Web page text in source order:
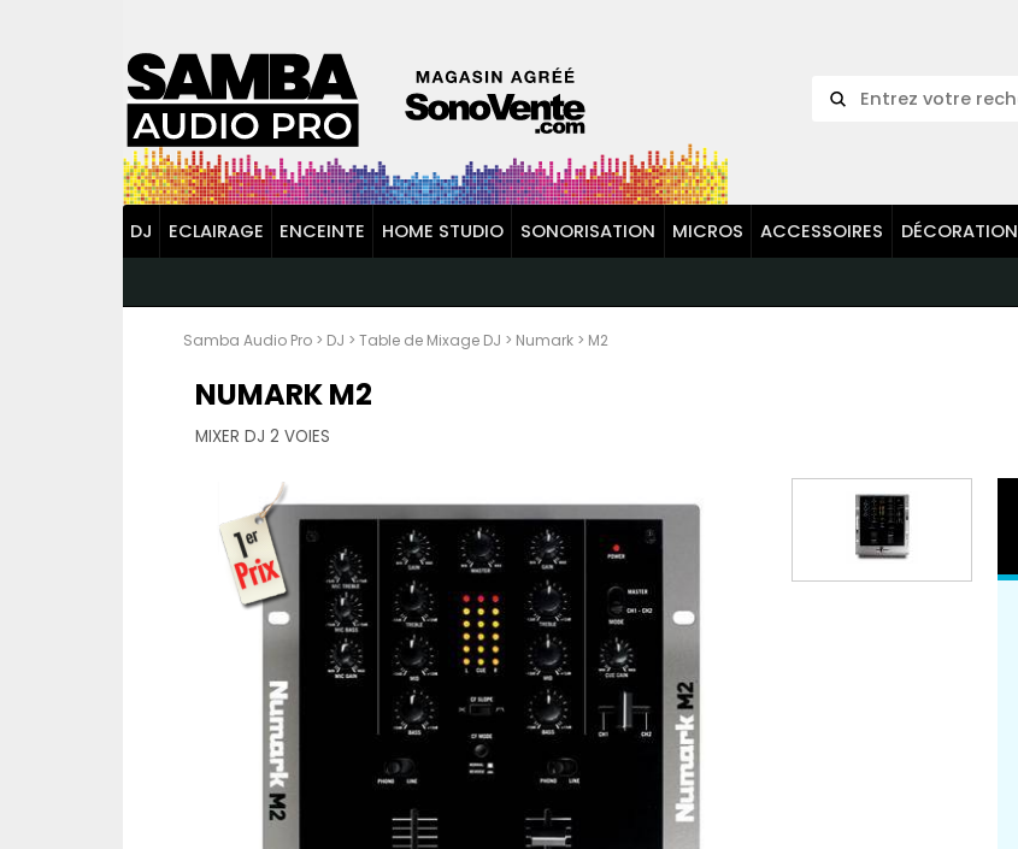
DJ ECLAIRAGE ENCEINTE HOME STUDIO SONORISATION MICROS ACCESSOIRES DÉCORATION
Samba Audio Pro > DJ > Table de Mixage DJ > Numark > M2
NUMARK M2
MIXER DJ 2 VOIES